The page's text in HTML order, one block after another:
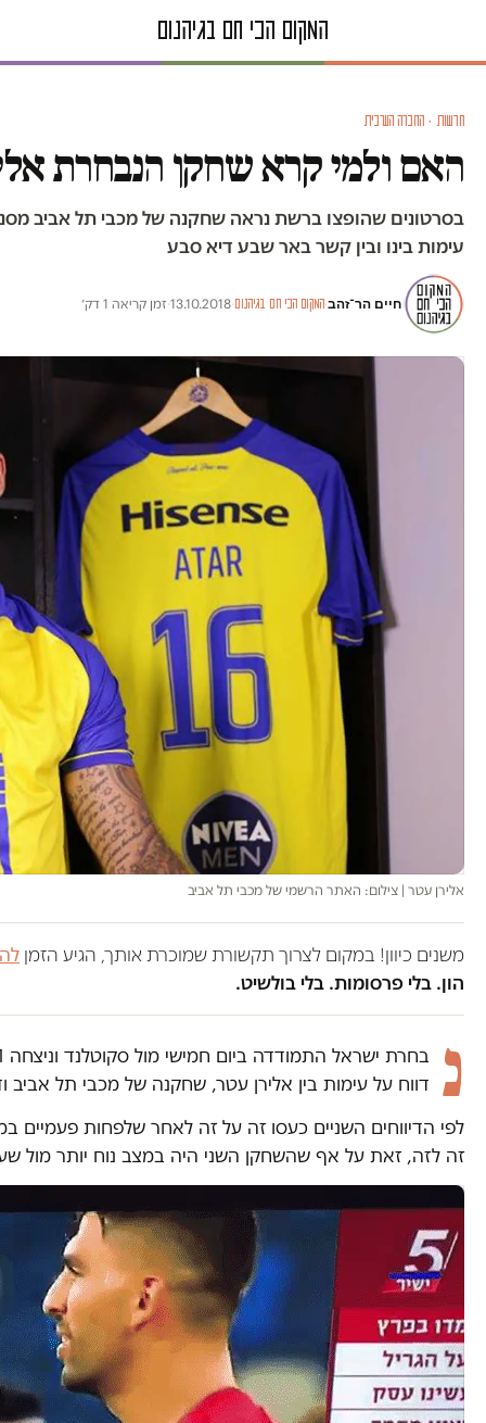
חדשות · החברה הערבית
האם ולמי קרא שחקן הנבחרת
בסרטונים שהופצו ברשת נראה שחקנה של מכבי תל אביב
עימות בינו ובין קשר באר שבע דיא סבע
חיים הר־זהב·המקום הכי חם בגיהנום·
13.10.2018
·זמן קריאה 1 דק׳
אלירן עטר | צילום: האתר הרשמי של מכבי תל אביב
משנים כיוון! במקום לצרוך תקשורת שמוכרת אותך, הגיע הזמן
הון. בלי פרסומות. בלי בולשיט.
נ דווח על עימות בין אלירן עטר, שחקנה של מכבי תל
לפי הדיווחים השניים כעסו זה על זה לאחר שלפחות
זה לזה, זאת על אף שהשחקן השני היה במצב נוח יותר מול